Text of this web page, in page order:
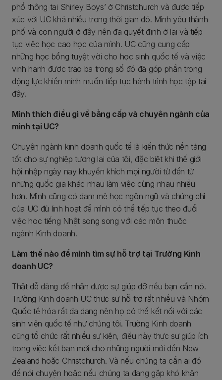
phổ thông tại Shirley Boys’ ở Christchurch và được tiếp
xúc với UC khá nhiều trong thời gian đó. Mình yêu thành
phố và con người ở đây nên đã quyết định ở lại và tiếp
tục việc học cao học của mình. UC cũng cung cấp
những học bổng tuyệt vời cho học sinh quốc tế và việc
vinh hạnh được trao ba trong số đó đã góp phần trong
động lực khiến mình muốn tiếp tục hành trình học tập tại
đây.
Mình thích điều gì về bằng cấp và chuyên ngành của
mình tại UC?
Chuyên ngành kinh doanh quốc tế là kiến thức nền tảng
tốt cho sự nghiệp tương lai của tôi, đặc biệt khi thế giới
hội nhập ngày nay khuyến khích mọi người từ đến từ
những quốc gia khác nhau làm việc cùng nhau nhiều
hơn. Mình cũng có đam mê học ngôn ngữ và chứng chỉ
của UC đủ linh hoạt để mình có thể tiếp tục theo đuổi
việc học tiếng Nhật song song với các môn thuộc
ngành Kinh doanh.
Làm thế nào để mình tìm sự hỗ trợ tại Trường Kinh
doanh UC?
Thật dễ dàng để nhận được sự giúp đỡ nếu bạn cần nó.
Trường Kinh doanh UC thực sự hỗ trợ rất nhiều và Nhóm
Quốc tế hóa rất đa dạng nên họ có thể kết nối với các
sinh viên quốc tế như chúng tôi. Trường Kinh doanh
cũng tổ chức rất nhiều sự kiện, điều này thực sự giúp ích
trong việc kết bạn mới cho những người mới đến New
Zealand hoặc Christchurch. Và nếu chúng ta cần ai đó
để nói chuyện hoặc nếu chúng ta đang gặp khó khăn